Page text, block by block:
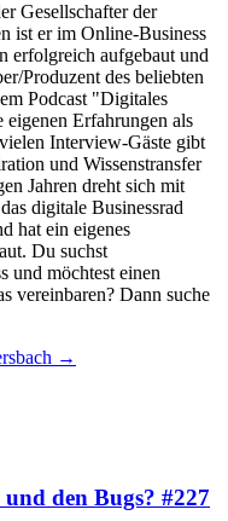
Gesellschafter der
ist er im Online-Business
erfolgreich aufgebaut und
Produzent des beliebten
Podcast "Digitales
Erfahrungen als
Interview-Gäste gibt
und Wissenstransfer
Jahren dreht sich mit
digitale Businessrad
hat ein eigenes
Du suchst
und möchtest einen
vereinbaren? Dann suche
→
den Bugs? #227